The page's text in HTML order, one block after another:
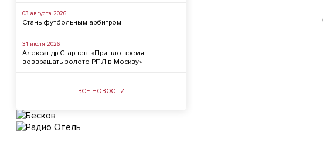
03 августа 2026
Стань футбольным арбитром
31 июля 2026
Александр Старцев: «Пришло время
возвращать золото РПЛ в Москву»
ВСЕ НОВОСТИ